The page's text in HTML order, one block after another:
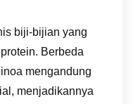
biji-bijian yang
Berbeda
mengandung
menjadikannya